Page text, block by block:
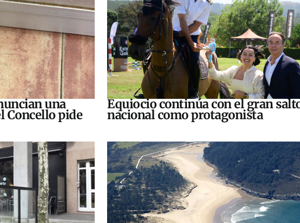
una
Concello pide
Equiocio continúa con el gran
nacional como protagonista